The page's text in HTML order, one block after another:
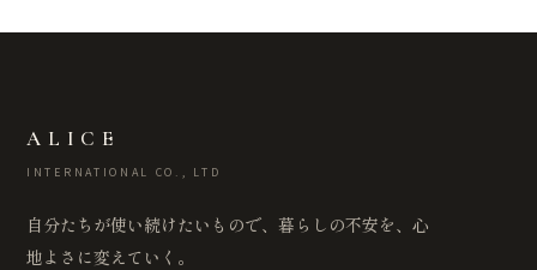
ALICE
INTERNATIONAL CO., LTD
自分たちが使い続けたいもので、暮らしの不安を、心
地よさに変えていく。